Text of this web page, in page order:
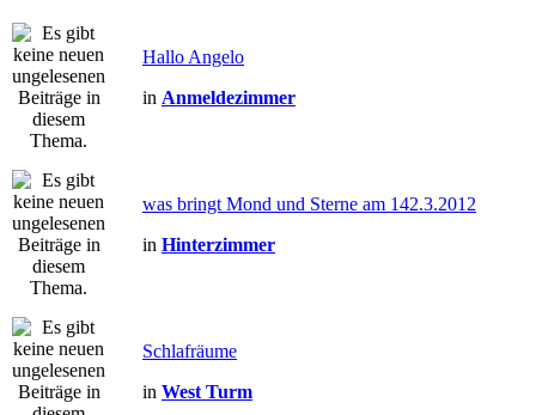
Hallo Angelo
in Anmeldezimmer
was bringt Mond und Sterne am 142.3.2012
in Hinterzimmer
Schlafräume
in West Turm